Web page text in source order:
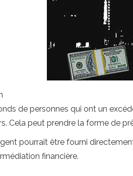
de personnes qui ont un
Cela peut prendre la forme de
pourrait être fourni
financière.